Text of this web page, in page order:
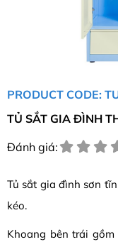
PRODUCT CODE:
TỦ SẮT GIA ĐÌNH
Đánh giá:
Tủ sắt gia đình sơn
kéo.
Khoang bên trái